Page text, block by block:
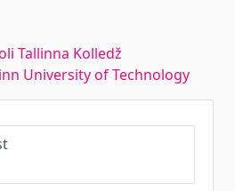
Tallinna Kolledž
University of Technology